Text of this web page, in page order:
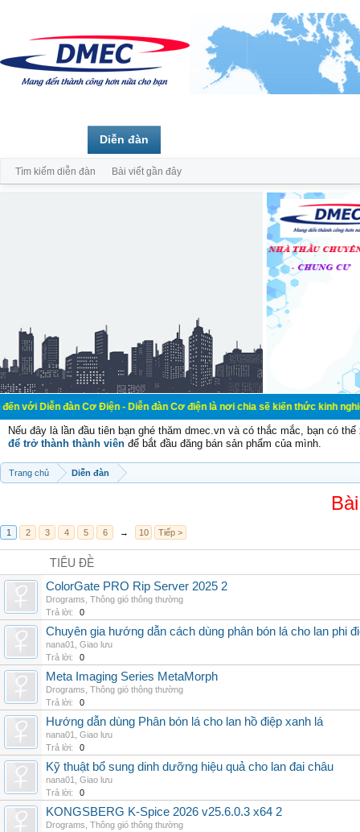
đàn Cơ Điện - Diễn đàn Cơ điện là nơi chia sẽ kiến thức kinh nghiệm
Nếu đây là lần đầu tiên bạn ghé thăm dmec.vn và có thắc mắc, bạn có
để trở thành thành viên để bắt đầu đăng bán sản phẩm của mình.
Trang chủ Diễn đàn
1 2 3 4 5 6 → 10 Tiếp >
TIÊU ĐỀ
ColorGate PRO Rip Server 2025 2
Drograms Thông gió thông thường
Trả lời:
0
Chuyên gia hướng dẫn cách dùng phân bón lá cho lan phi
nana01
Giao lưu
Trả lời:
0
Meta Imaging Series MetaMorph
Drograms Thông gió thông thường
Trả lời:
0
Hướng dẫn dùng Phân bón lá cho lan hồ điệp xanh lá
nana01
Giao lưu
Trả lời:
0
Kỹ thuật bổ sung dinh dưỡng hiệu quả cho lan đai châu
nana01
Giao lưu
Trả lời:
0
KONGSBERG K-Spice 2026 v25.6.0.3 x64 2
Drograms Thông gió thông thường
Diễn đàn
Tìm kiếm diễn đàn Bài viết gần đây